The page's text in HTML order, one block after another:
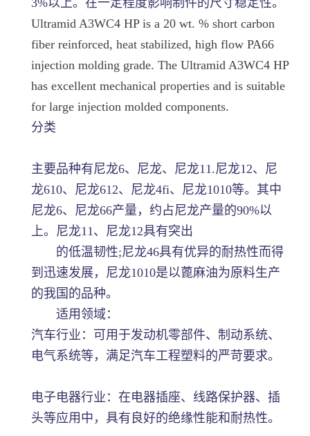
Ultramid A3WC4 HP is a 20 wt. % short carbon
fiber reinforced, heat stabilized, high flow PA66
injection molding grade. The Ultramid A3WC4 HP
has excellent mechanical properties and is suitable
for large injection molded components.
分类
主要品种有尼龙6、尼龙、尼龙11.尼龙12、尼
龙610、尼龙612、尼龙4fi、尼龙1010等。其中
尼龙6、尼龙66产量，约占尼龙产量的90%以
上。尼龙11、尼龙12具有突出
的低温韧性;尼龙46具有优异的耐热性而得
到迅速发展，尼龙1010是以蓖麻油为原料生产
的我国的品种。
适用领域：
汽车行业：可用于发动机零部件、制动系统、
电气系统等，满足汽车工程塑料的严苛要求。
电子电器行业：在电器插座、线路保护器、插
头等应用中，具有良好的绝缘性能和耐热性。